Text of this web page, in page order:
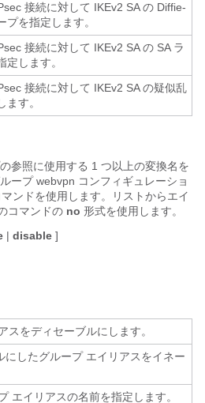
接続に対して IKEv2 SA の Diffie-
プを指定します。
接続に対して IKEv2 SA の SA ラ
定します。
接続に対して IKEv2 SA の疑似乱
ます。
参照に使用する 1 つ以上の変換名を
ープ webvpn コンフィギュレーショ
マンドを使用します。リストからエイ
コマンドの no 形式を使用します。
| disable ]
スをディセーブルにします。
にしたグループ エイリアスをイネー
エイリアスの名前を指定します。